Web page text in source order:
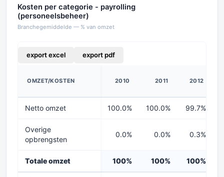
Kosten per categorie - payrolling
(personeelsbeheer)
Branchegemiddelde — % van omzet
export excel export pdf
OMZET/KOSTEN 2010 2011 2012
Netto omzet 100.0% 100.0% 99.7%
Overige
opbrengsten
0.0% 0.0% 0.3%
Totale omzet 100% 100% 100%